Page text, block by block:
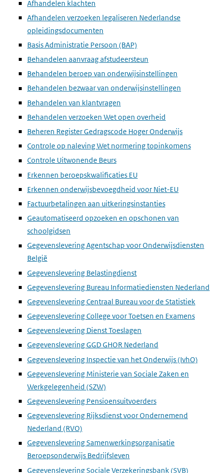
Afhandelen klachten
Afhandelen verzoeken legaliseren Nederlandse
opleidingsdocumenten
Basis Administratie Persoon (BAP)
Behandelen aanvraag afstudeersteun
Behandelen beroep van onderwijsinstellingen
Behandelen bezwaar van onderwijsinstellingen
Behandelen van klantvragen
Behandelen verzoeken Wet open overheid
Beheren Register Gedragscode Hoger Onderwijs
Controle op naleving Wet normering topinkomens
Controle Uitwonende Beurs
Erkennen beroepskwalificaties EU
Erkennen onderwijsbevoegdheid voor Niet-EU
Factuurbetalingen aan uitkeringsinstanties
Geautomatiseerd opzoeken en opschonen van
schoolgidsen
Gegevenslevering Agentschap voor Onderwijsdiensten
België
Gegevenslevering Belastingdienst
Gegevenslevering Bureau Informatiediensten Nederland
Gegevenslevering Centraal Bureau voor de Statistiek
Gegevenslevering College voor Toetsen en Examens
Gegevenslevering Dienst Toeslagen
Gegevenslevering GGD GHOR Nederland
Gegevenslevering Inspectie van het Onderwijs (IvhO)
Gegevenslevering Ministerie van Sociale Zaken en
Werkgelegenheid (SZW)
Gegevenslevering Pensioensuitvoerders
Gegevenslevering Rijksdienst voor Ondernemend
Nederland (RVO)
Gegevenslevering Samenwerkingsorganisatie
Beroepsonderwijs Bedrijfsleven
Gegevenslevering Sociale Verzekeringsbank (SVB)